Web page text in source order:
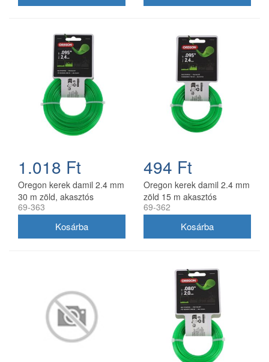
1.018 Ft
Oregon kerek damil 2.4 mm
30 m zöld, akasztós
kiszerelés
69-363
494 Ft
Oregon kerek damil 2.4 mm
zöld 15 m akasztós
kiszerelésben
69-362